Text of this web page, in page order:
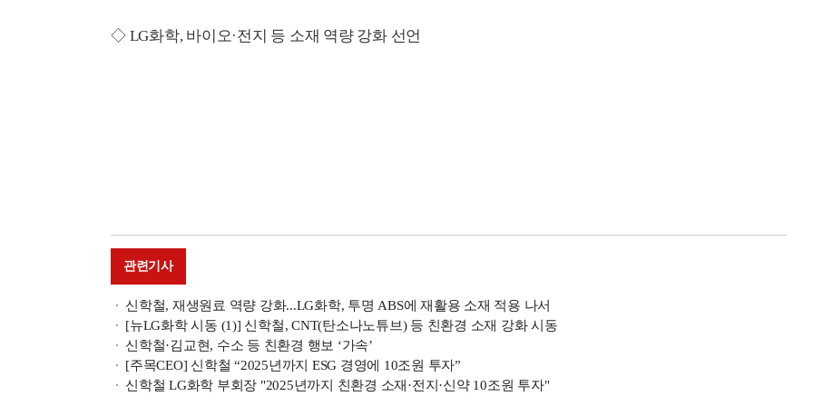
◇ LG화학, 바이오·전지 등 소재 역량 강화 선언
관련기사
신학철, 재생원료 역량 강화...LG화학, 투명 ABS에 재활용 소재 적용 나서
[뉴LG화학 시동 (1)] 신학철, CNT(탄소나노튜브) 등 친환경 소재 강화 시동
신학철·김교현, 수소 등 친환경 행보 ‘가속’
[주목CEO] 신학철 “2025년까지 ESG 경영에 10조원 투자”
신학철 LG화학 부회장 "2025년까지 친환경 소재·전지·신약 10조원 투자"